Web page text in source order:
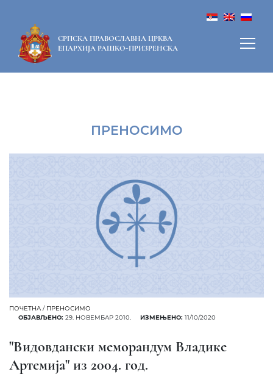
СРПСКА ПРАВОСЛАВНА ЦРКВА
ЕПАРХИЈА РАШКО-ПРИЗРЕНСКА
ПРЕНОСИМО
ПОЧЕТНА / ПРЕНОСИМО
ОБЈАВЉЕНО: 29. НОВЕМБАР 2010. ИЗМЕЊЕНО: 11/10/2020
"Видовдански меморандум Владике
Артемија" из 2004. год.